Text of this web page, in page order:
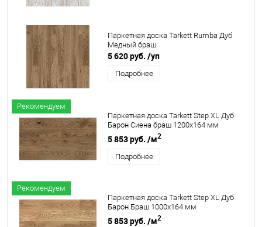
Паркетная доска Tarkett Rumba Дуб
Медный браш
5 620 руб. /уп
Подробнее
Рекомендуем
Паркетная доска Tarkett Step XL Дуб
Барон Сиена браш 1200х164 мм
5 853 руб. /м2
Подробнее
Рекомендуем
Паркетная доска Tarkett Step XL Дуб
Барон Браш 1000х164 мм
5 853 руб. /м2